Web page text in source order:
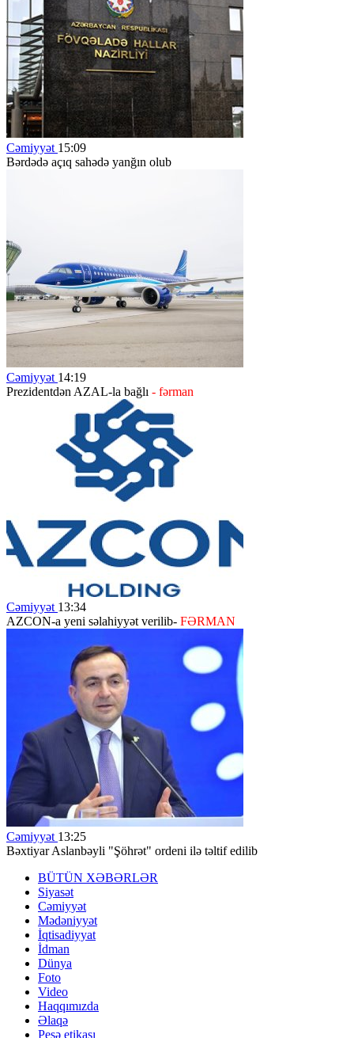
Cəmiyyət 15:09
Bərdədə açıq sahədə yanğın olub
Cəmiyyət 14:19
Prezidentdən AZAL-la bağlı - fərman
Cəmiyyət 13:34
AZCON-a yeni səlahiyyət verilib- FƏRMAN
Cəmiyyət 13:25
Bəxtiyar Aslanbəyli "Şöhrət" ordeni ilə təltif edilib
BÜTÜN XƏBƏRLƏR
Siyasət
Cəmiyyət
Mədəniyyət
İqtisadiyyat
İdman
Dünya
Foto
Video
Haqqımızda
Əlaqə
Peşə etikası